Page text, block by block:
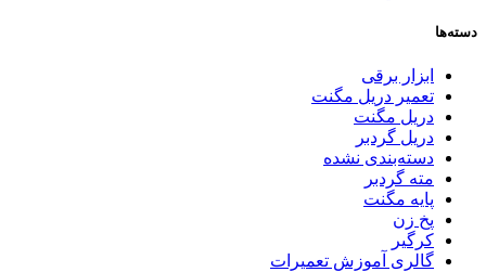
دسته‌ها
ابزار برقی
تعمیر دریل مگنت
دریل مگنت
دریل گردبر
دسته‌بندی نشده
مته گردبر
پایه مگنت
پخ زن
کرگیر
گالری آموزش تعمیرات